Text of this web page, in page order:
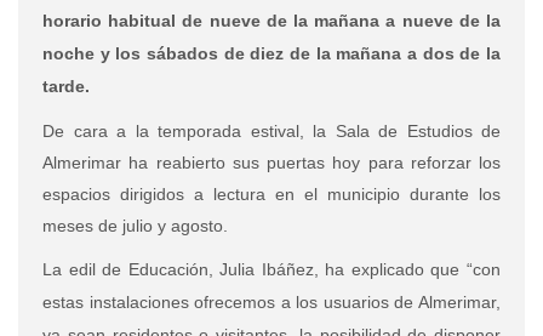
horario habitual de nueve de la mañana a nueve de la
noche y los sábados de diez de la mañana a dos de la
tarde.
De cara a la temporada estival, la Sala de Estudios de
Almerimar ha reabierto sus puertas hoy para reforzar los
espacios dirigidos a lectura en el municipio durante los
meses de julio y agosto.
La edil de Educación, Julia Ibáñez, ha explicado que “con
estas instalaciones ofrecemos a los usuarios de Almerimar,